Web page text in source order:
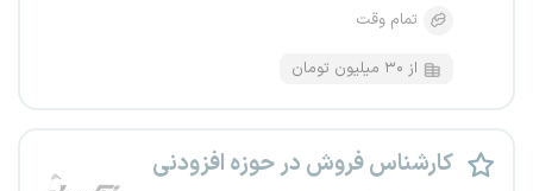
تمام وقت
از ۳۰ میلیون تومان
کارشناس فروش در حوزه افزودنی